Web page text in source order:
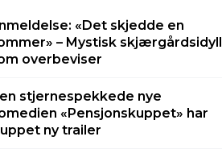
«Det skjedde en
– Mystisk skjærgårdsidyll
overbeviser
stjernespekkede nye
«Pensjonskuppet» har
ny trailer